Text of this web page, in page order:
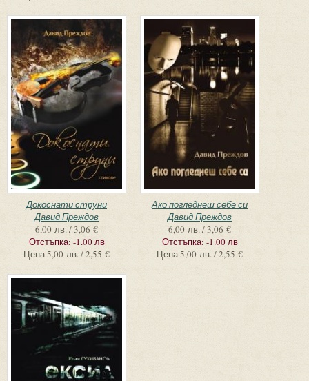
Докоснати струни
Давид Преждов
6,00 лв. / 3,06 €
Отстъпка: -1.00 лв
Цена5,00 лв. / 2,55 €
Ако погледнеш себе си
Давид Преждов
6,00 лв. / 3,06 €
Отстъпка: -1.00 лв
Цена5,00 лв. / 2,55 €